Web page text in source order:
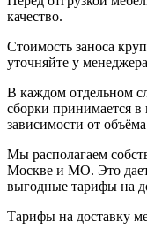
качество.
Стоимость заноса
уточняйте у
В каждом отдельном
сборки принимается
зависимости от
Мы располагаем
Москве и МО. Это дает
выгодные тарифы на
Тарифы на доставку